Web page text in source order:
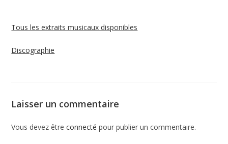
Tous les extraits musicaux disponibles
Discographie
Laisser un commentaire
Vous devez êtreconnecté pour publier un commentaire.